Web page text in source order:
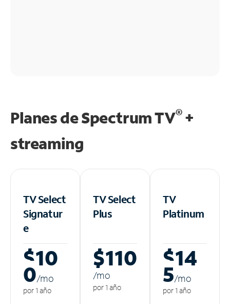
Planes de Spectrum TV®+
streaming
TV Select
Signatur
e
$10
0/mo
por 1 año
TV Select
Plus
$110
/mo
por 1 año
TV
Platinum
$14
5/mo
por 1 año